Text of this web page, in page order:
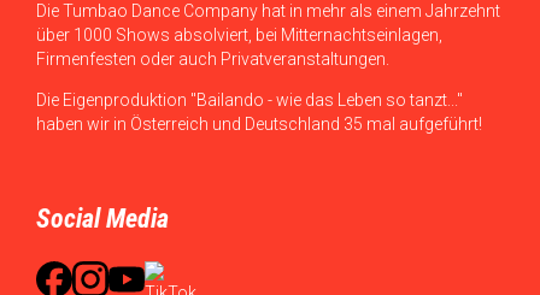
Die Tumbao Dance Company hat in mehr als einem Jahrzehnt
über 1000 Shows absolviert, bei Mitternachtseinlagen,
Firmenfesten oder auch Privatveranstaltungen.
Die Eigenproduktion "Bailando - wie das Leben so tanzt..."
haben wir in Österreich und Deutschland 35 mal aufgeführt!
Social Media